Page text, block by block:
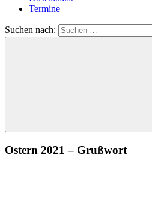
Termine
Suchen nach:
Ostern 2021 – Grußwort